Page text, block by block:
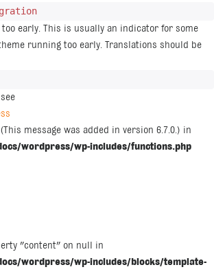
early. This is usually an indicator for some
running too early. Translations should be
message was added in version 6.7.0.) in
wordpress/wp-includes/functions.php
"content" on null in
wordpress/wp-includes/blocks/template-